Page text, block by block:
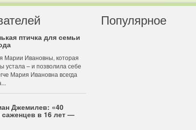
птичка для семьи
Марии Ивановны, которая
устала – и позволила себе
Мария Ивановна всегда
Джемилев: «40
саженцев в 16 лет —
Популярное